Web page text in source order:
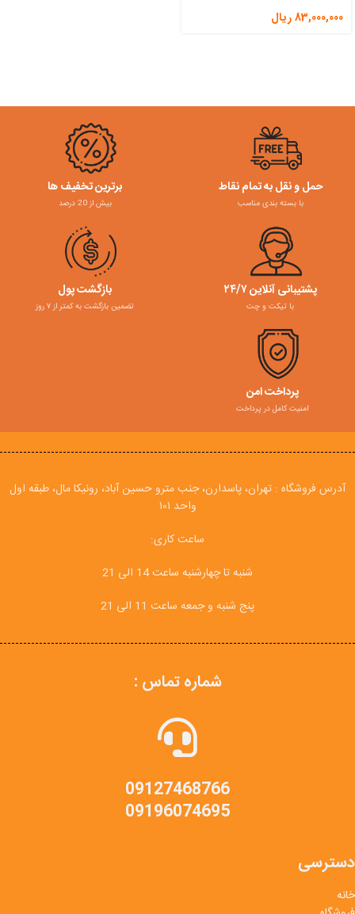
83,000,000ریال
حمل و نقل به تمام نقاط
با بسته بندی مناسب
برترین تخفیف ها
بیش از 20 درصد
پشتیبانی آنلاین ۲۴/۷
با تیکت و چت
بازگشت پول
تضمین بازگشت به کمتر از ۷ روز
پرداخت امن
امنیت کامل در پرداخت
آدرس فروشگاه : تهران، پاسدارن، جنب مترو حسین آباد، رونیکا مال، طبقه اول
واحد ۱۰۱
ساعت کاری:
شنبه تا چهارشنبه ساعت 14 الی 21
پنج شنبه و جمعه ساعت 11 الی 21
شماره تماس :
09127468766
09196074695
دسترسی
خانه